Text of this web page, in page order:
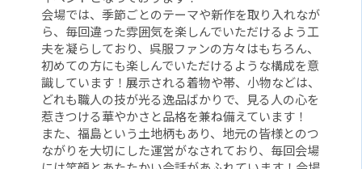
会場では、季節ごとのテーマや新作を取り入れなが
ら、毎回違った雰囲気を楽しんでいただけるよう工
夫を凝らしており、呉服ファンの方々はもちろん、
初めての方にも楽しんでいただけるような構成を意
識しています！展示される着物や帯、小物などは、
どれも職人の技が光る逸品ばかりで、見る人の心を
惹きつける華やかさと品格を兼ね備えています！
また、福島という土地柄もあり、地元の皆様とのつ
ながりを大切にした運営がなされており、毎回会場